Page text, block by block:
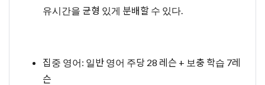
유시간을 균형 있게 분배할 수 있다.
집중 영어: 일반 영어 주당 28 레슨 + 보충 학습 7레
슨